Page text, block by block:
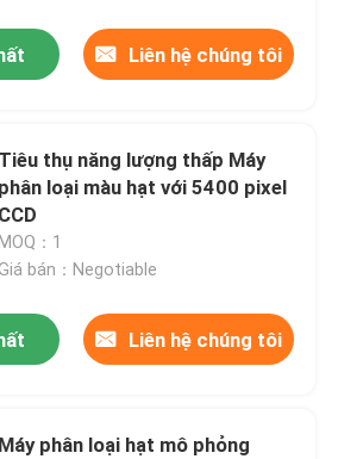
Liên hệ chúng tôi
Tiêu thụ năng lượng thấp Máy
phân loại màu hạt với 5400 pixel
CCD
MOQ：1
bán：Negotiable
Liên hệ chúng tôi
Máy phân loại hạt mô phỏng